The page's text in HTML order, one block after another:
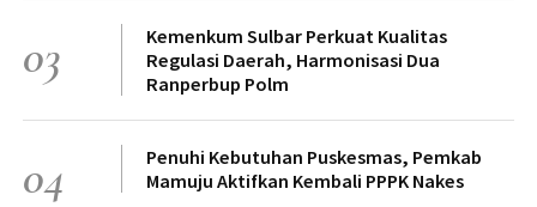
03
Kemenkum Sulbar Perkuat Kualitas
Regulasi Daerah, Harmonisasi Dua
Ranperbup Polm
04
Penuhi Kebutuhan Puskesmas, Pemkab
Mamuju Aktifkan Kembali PPPK Nakes